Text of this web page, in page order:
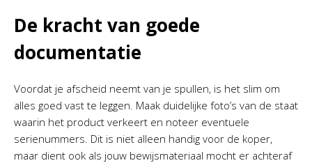
De kracht van goede
documentatie
Voordat je afscheid neemt van je spullen, is het slim om
alles goed vast te leggen. Maak duidelijke foto’s van de staat
waarin het product verkeert en noteer eventuele
serienummers. Dit is niet alleen handig voor de koper,
maar dient ook als jouw bewijsmateriaal mocht er achteraf